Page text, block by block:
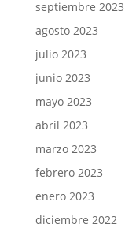
septiembre 2023
agosto 2023
julio 2023
junio 2023
mayo 2023
abril 2023
marzo 2023
febrero 2023
enero 2023
diciembre 2022